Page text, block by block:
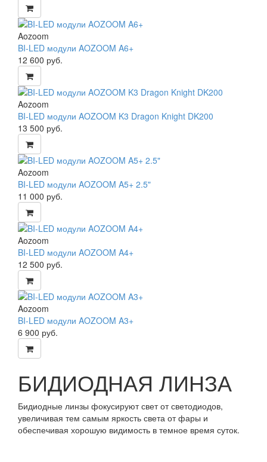
Aozoom
BI-LED модули AOZOOM A6+
12 600 руб.
Aozoom
BI-LED модули AOZOOM K3 Dragon Knight DK200
13 500 руб.
Aozoom
BI-LED модули AOZOOM A5+ 2.5"
11 000 руб.
Aozoom
BI-LED модули AOZOOM A4+
12 500 руб.
Aozoom
BI-LED модули AOZOOM A3+
6 900 руб.
БИДИОДНАЯ ЛИНЗА
Бидиодные линзы фокусируют свет от светодиодов,
увеличивая тем самым яркость света от фары и
обеспечивая хорошую видимость в темное время суток.